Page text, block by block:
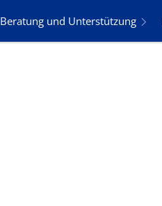
Beratung und Unterstützung